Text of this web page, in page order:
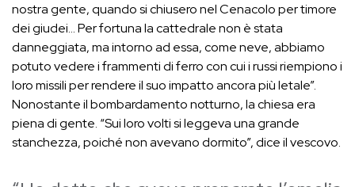
nostra gente, quando si chiusero nel Cenacolo per timore
dei giudei… Per fortuna la cattedrale non è stata
danneggiata, ma intorno ad essa, come neve, abbiamo
potuto vedere i frammenti di ferro con cui i russi riempiono i
loro missili per rendere il suo impatto ancora più letale”.
Nonostante il bombardamento notturno, la chiesa era
piena di gente. “Sui loro volti si leggeva una grande
stanchezza, poiché non avevano dormito”, dice il vescovo.